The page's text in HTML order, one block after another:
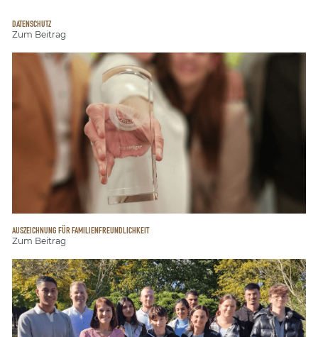
DATENSCHUTZ
Zum Beitrag
AUSZEICHNUNG FÜR FAMILIENFREUNDLICHKEIT
Zum Beitrag